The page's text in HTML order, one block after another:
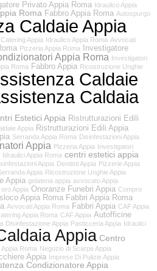
Privato Appia Roma Idraulico Appia
Roma Fabbro Appia Roma Autospurgo
Caldaie Appia
Catering Appia Idraulico Appia Roma Avvocati
Pizzeria Appia Roma
Investigatore
Appia Roma
Investigatori
Roma Fabbro Appia Ricostruzione Unghie
Caldaie
Caldaia
Estetici Appia Ristrutturazioni Edili
Appia Ristrutturazioni Edili Appia
Serranda Appia Roma Disinfestazioni Appia
Appia Pizzeria Appia
Investigatori
Idraulici Appia Roma centri estetici appia
Appia Dentisti Appia Pizzerie Appia
Appia Ricostruzione Unghie Appia
Appia gelateria appia avvocato Appia
Appia Onoranze Funebri Appia Compro
Appia Roma Fabbri Appia Roma
Avvocati Appia Roma Fabbri Appia CAF Appia
Appia Roma CAF Appia Autofficine
Disinfestazione Appia Pasticceria Appia Idraulici
Appia Centro
Roma Negozio di Scarpe Appia
Appia Imprese Di Pulizie Appia
Condizionatore Appia